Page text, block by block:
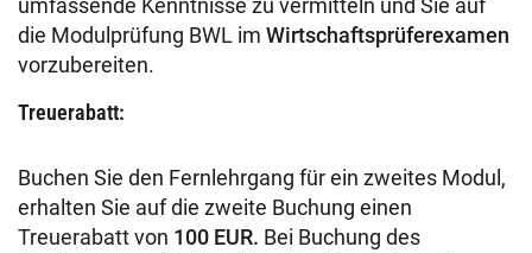
umfassende Kenntnisse zu vermitteln und Sie auf
die Modulprüfung BWL im Wirtschaftsprüferexamen
vorzubereiten.
Treuerabatt:
Buchen Sie den Fernlehrgang für ein zweites Modul,
erhalten Sie auf die zweite Buchung einen
Treuerabatt von 100 EUR. Bei Buchung des